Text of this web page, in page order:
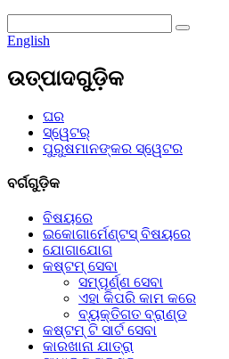
English
ଉତ୍ପାଦଗୁଡ଼ିକ
ଘର
ସ୍ୱେଟର୍
ପୁରୁଷମାନଙ୍କର ସ୍ୱେଟର
ବର୍ଗଗୁଡ଼ିକ
ବିଷୟରେ
ଇକୋଗାର୍ମେଣ୍ଟସ୍ ବିଷୟରେ
ଯୋଗାଯୋଗ
କଷ୍ଟମ୍ ସେବା
ସମ୍ପୂର୍ଣ୍ଣ ସେବା
ଏହା କିପରି କାମ କରେ
ବ୍ୟକ୍ତିଗତ ବ୍ରାଣ୍ଡ
କଷ୍ଟମ୍ ଟି ସାର୍ଟ ସେବା
କାରଖାନା ଯାତ୍ରା